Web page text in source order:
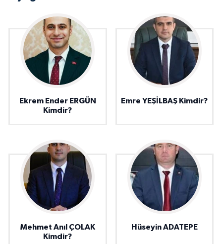
Ekrem Ender ERGÜN
Kimdir?
Emre YEŞİLBAŞ Kimdir?
Mehmet Anıl ÇOLAK
Kimdir?
Hüseyin ADATEPE